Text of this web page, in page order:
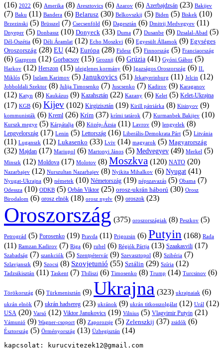
(16) 2022 (6) Amerika (8) Aresztovics (6) Azarov (6) Azerbajdzsán (23) Bakijev
(7) Baku (11) Bandera (6) Belarusz (30) Belkovszkij (5) Biden (5) Biskek (10)
Brzezinski (5) Brüsszel (7) Csecsenföld (6) Dagesztán (6) Dmitrij Medvegyev (11)
Dnyeper (5) Donbassz (10) Donyeck (33) Duma (7) Dusanbe (9) Dzsalal-Abad (5)
Dél-Oszétia (6) Déli Áramlat (12) Echo Moszkvi (6) Egyesült Államok (9) Egységes
Oroszország (28) EU (42) Európa (28) Fidesz (5) Finnország (5) Franciaország
(6) Gazprom (12) Gorbacsov (15) Groznij (6) Grúzia (41) Gyóni Gábor (5)
Harkov (12) Herszon (15) ideiglenes kormány (6) Igazságos Oroszország (6) II.
Miklós (5) Iszlam Karimov (5) Janukovics (51) Jekatyerinburg (11) Jelcin (12)
Jobboldali Szektor (8) Julija Timosenko (7) Juscsenko (7) Kadirov (9) Karaganov
(12) Katyn (8) Kaukázus (9) Kazahsztán (22) Kazany (6) Kelet (5) Kelet-Ukrajna
(17) KGB (6) Kijev (102) Kirgizisztán (19) Kirill pátriárka (8) Kisinyov (9)
kommunisták (6) Kreml (26) Krím (37) krími tatárok (7) Kurmanbek Bakijev (10)
Kurszk megye (5) Kárpátalja (8) Közép-Ázsia (11) Lavrov (9) lengyelek (8)
Lengyelország (17) Lenin (5) Lettország (16) Liberális-Demokrata Párt (5) Litvánia
(11) Luganszk (12) Lukasenko (33) Lviv (14) magyarok (5) Magyarország
(32) Majdan (17) Mariupol (6) Martonyi János (5) Medvegyev (49) Merkel (5)
Minszk (12) Moldova (17) Molotov (8) Moszkva (120) NATO (20)
Nazarbajev (12) Nurszultan Nazarbajev (8) Nyikita Mihalkov (6) Nyugat (41)
Nyugat-Ukrajna (9) németek (10) Németország (19) népszavazás (5) Obama (7)
Odessza (10) ODKB (5) Orbán Viktor (25) orosz-ukrán háború (30) Orosz
Birodalom (6) orosz elnök (18) orosz nyelv (9) oroszok (23)
Oroszország (375) oroszországiak (8) Peszkov (5)
Petrográd (5) Porosenko (19) Pravda (11) Prigozsin (6) Putyin (168) Rada
(11) Ramzan Kadirov (7) Riga (6) rubel (6) Régiók Pártja (13) Szaakasvili (17)
Szabadság (7) szankciók (5) Szentpétervár (9) Szevasztopol (8) Szibéria (7)
Szlavjanszk (9) Szocsi (8) Szovjetunió (55) Sztálin (29) Szíria (12)
Tadzsikisztán (11) Taskent (7) Tbiliszi (6) Timosenko (8) Trump (14) Turcsinov (6)
Törökország (6) Türkmenisztán (9) Ukrajna (323) ukrajnaiak (6)
ukrán elnök (7) ukrán hadsereg (23) ukránok (9) ukrán titkosszolgálat (12) Urál (12)
USA (20) Varsó (12) Viktor Janukovics (19) Vilnius (5) Vlagyimir Putyin (21)
Vámunió (9) Wagner-csoport (8) Zaporozsje (5) Zelenszkij (37) zsidók (6)
Észtország (5) Örményország (13) Üzbegisztán (14)
kapcsolat: kurucvitezek12@gmail.com